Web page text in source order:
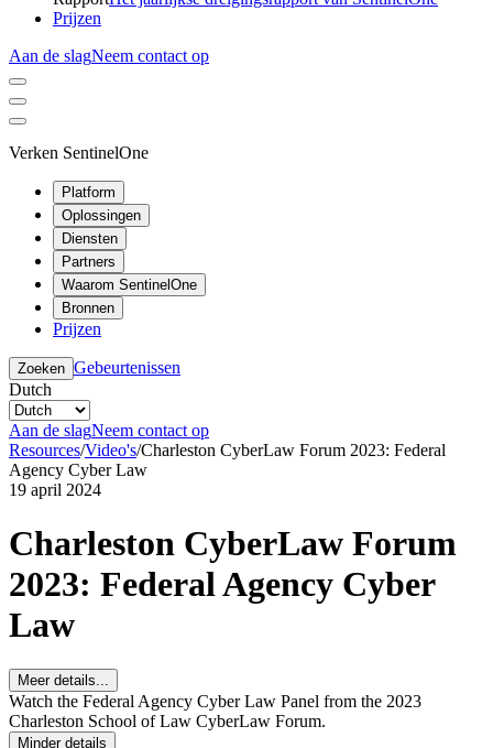
Prijzen
Aan de slagNeem contact op
Verken SentinelOne
Platform
Oplossingen
Diensten
Partners
Waarom SentinelOne
Bronnen
Prijzen
Zoeken Gebeurtenissen
Dutch
Aan de slagNeem contact op
Resources/Video's/Charleston CyberLaw Forum 2023: Federal
Agency Cyber Law
19 april 2024
Charleston CyberLaw Forum
2023: Federal Agency Cyber
Law
Meer details...
Watch the Federal Agency Cyber Law Panel from the 2023
Charleston School of Law CyberLaw Forum.
Minder details